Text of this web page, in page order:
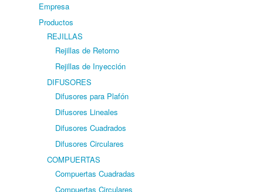
Empresa
Productos
REJILLAS
Rejillas de Retorno
Rejillas de Inyección
DIFUSORES
Difusores para Plafón
Difusores Lineales
Difusores Cuadrados
Difusores Circulares
COMPUERTAS
Compuertas Cuadradas
Compuertas Circulares